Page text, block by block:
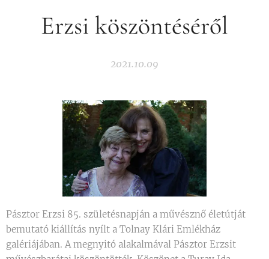
Erzsi köszöntéséről
2021.10.09
Pásztor Erzsi 85. születésnapján a művésznő életútját
bemutató kiállítás nyílt a Tolnay Klári Emlékház
galériájában. A megnyitó alakalmával Pásztor Erzsit